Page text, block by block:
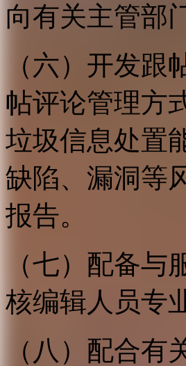
向有关主管部
（六）开发
帖评论管理方
垃圾信息处置
缺陷、漏洞等
报告。
（七）配备
核编辑人员专
（八）配合